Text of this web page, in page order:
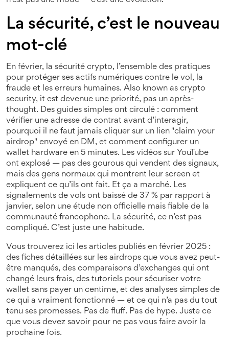
La sécurité, c’est le nouveau
mot-clé
En février, la sécurité crypto, l’ensemble des pratiques
pour protéger ses actifs numériques contre le vol, la
fraude et les erreurs humaines. Also known as crypto
security, it est devenue une priorité, pas un après-
thought. Des guides simples ont circulé : comment
vérifier une adresse de contrat avant d’interagir,
pourquoi il ne faut jamais cliquer sur un lien "claim your
airdrop" envoyé en DM, et comment configurer un
wallet hardware en 5 minutes. Les vidéos sur YouTube
ont explosé — pas des gourous qui vendent des signaux,
mais des gens normaux qui montrent leur screen et
expliquent ce qu’ils ont fait. Et ça a marché. Les
signalements de vols ont baissé de 37 % par rapport à
janvier, selon une étude non officielle mais fiable de la
communauté francophone. La sécurité, ce n’est pas
compliqué. C’est juste une habitude.
Vous trouverez ici les articles publiés en février 2025 :
des fiches détaillées sur les airdrops que vous avez peut-
être manqués, des comparaisons d’exchanges qui ont
changé leurs frais, des tutoriels pour sécuriser votre
wallet sans payer un centime, et des analyses simples de
ce qui a vraiment fonctionné — et ce qui n’a pas du tout
tenu ses promesses. Pas de fluff. Pas de hype. Juste ce
que vous devez savoir pour ne pas vous faire avoir la
prochaine fois.